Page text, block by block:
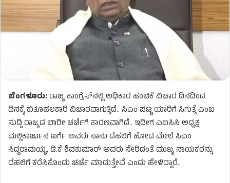
ಬೆಂಗಳೂರು:ರಾಜ್ಯ ಕಾಂಗ್ರೆಸ್​​ನಲ್ಲಿ ಅಧಿಕಾರ ಹಂಚಿಕೆ ವಿಚಾರ ದಿನದಿಂದ
ದಿನಕ್ಕೆ ಕುತೂಹಲಕಾರಿ ವಿಚಾರವಾಗುತ್ತಿದೆ.. ಸಿಎಂ ಪಟ್ಟ ಯಾರಿಗೆ ಸಿಗುತ್ತೆ ಎಂಬ
ಸುದ್ದಿ ರಾಜ್ಯದ ಭಾರೀ ಚರ್ಚೆಗೆ ಕಾರಣವಾಗಿದೆ.. ಇದೀಗ ಎಐಸಿಸಿ ಅಧ್ಯಕ್ಷ
ಮಲ್ಲಿಕಾರ್ಜುನ ಖರ್ಗೆ ಅವರು ನಾನು ದೆಹಲಿಗೆ ಹೋದ ಮೇಲೆ ಸಿಎಂ
ಸಿದ್ದರಾಮಯ್ಯ, ಡಿ.ಕೆ ಶಿವಕುಮಾರ್​​ ಅವರು ಸೇರಿದಂತೆ ಮುಖ್ಯ ನಾಯಕರನ್ನು
ದೆಹಲಿಗೆ ಕರೆಸಿಕೊಂಡು ಚರ್ಚೆ ಮಾಡುತ್ತೇವೆ ಎಂದು ಹೇಳಿದ್ದಾರೆ..